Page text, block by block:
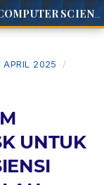
APRIL 2025
/
UNTUK